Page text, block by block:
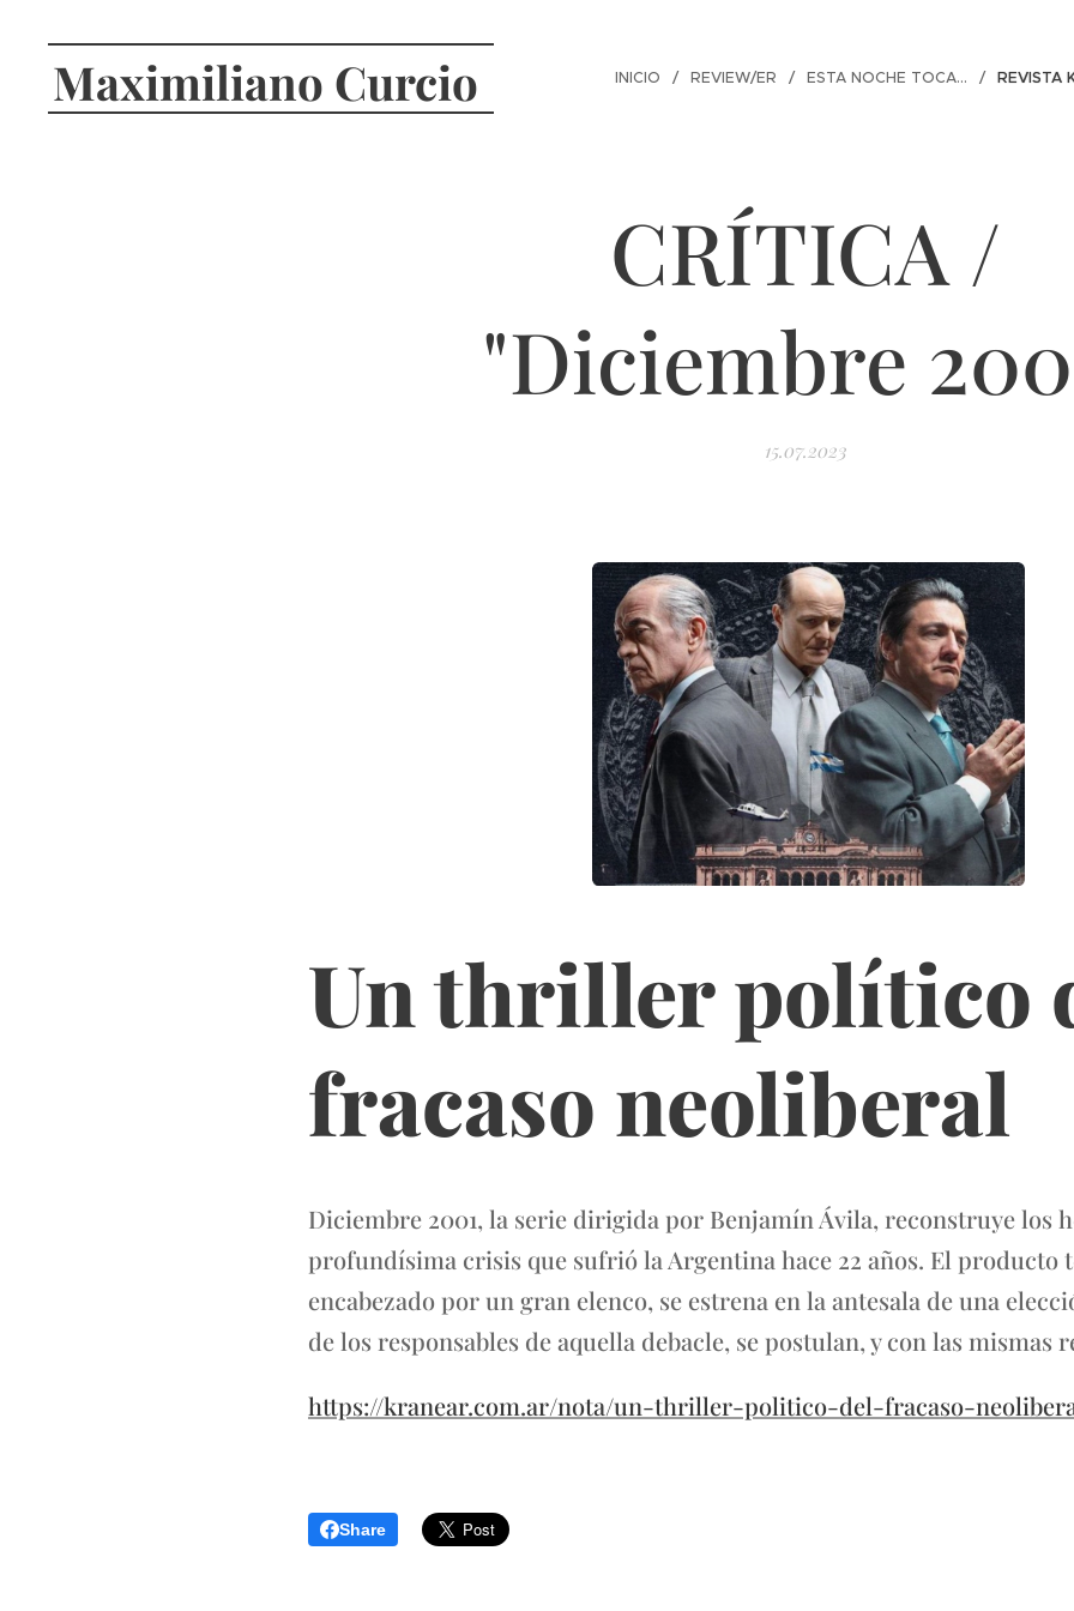
Maximiliano Curcio INICIO REVIEW/ER ESTA NOCHE TOCA... REVISTA
CRÍTICA /
"Diciembre
15.07.2023
Un thriller político
fracaso neoliberal
Diciembre 2001, la serie dirigida por Benjamín Ávila, reconstruye los
profundísima crisis que sufrió la Argentina hace 22 años. El producto
encabezado por un gran elenco, se estrena en la antesala de una
de los responsables de aquella debacle, se postulan, y con las mismas
https://kranear.com.ar/nota/un-thriller-politico-del-fracaso-
Share